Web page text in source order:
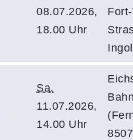
08.07.2026,
18.00 Uhr
Sa.
11.07.2026,
14.00 Uhr